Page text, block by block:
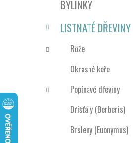
BYLINKY
LISTNATÉ DŘEVINY
Růže
Okrasné keře
Popínavé dřeviny
Dřišťály (Berberis)
Brsleny (Euonymus)